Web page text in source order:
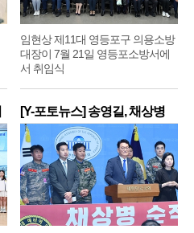
임현상 제11대 영등포구 의용소방
대장이 7월 21일 영등포소방서에
서 취임식
[Y-포토뉴스] 송영길, 채상병
순